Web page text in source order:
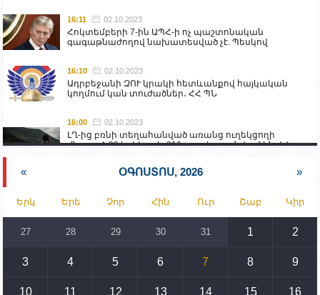
16:11 02.10.2023
Հոկտեմբերի 7-ին ԱՊՀ-ի ոչ պաշտոնական
գագաթնաժողով նախատեսված չէ. Պեսկով
16:10 02.10.2023
Ադրբեջանի ԶՈՒ կրակի հետևանքով հայկական
կողմում կան տուժածներ․ ՀՀ ՊՆ
16:00 02.10.2023
ԼՂ-ից բռնի տեղահանված առանց ուղեկցողի
մնացած 20 երեխա և 216 տարեց գտնվում են ՀՀ
Իրանը կողմ է տարածաշրջանի համար շահավետ
տրանսպորտային հաղորդակցությունների
զարգացմանը, սակայն ոչ՝ միջազգային
սահմանների փոփոխությանը
15:10 02.10.2023
սպառնալիքները կասեցնելու համար. իսպանացի
« ՕԳՈՍՏՈՍ, 2026 »
Երկ Երե Չոր Հին Ուր Շաբ Կիր
27 28 29 30 31 1 2
3 4 5 6 7 8 9
10 11 12 13 14 15 16